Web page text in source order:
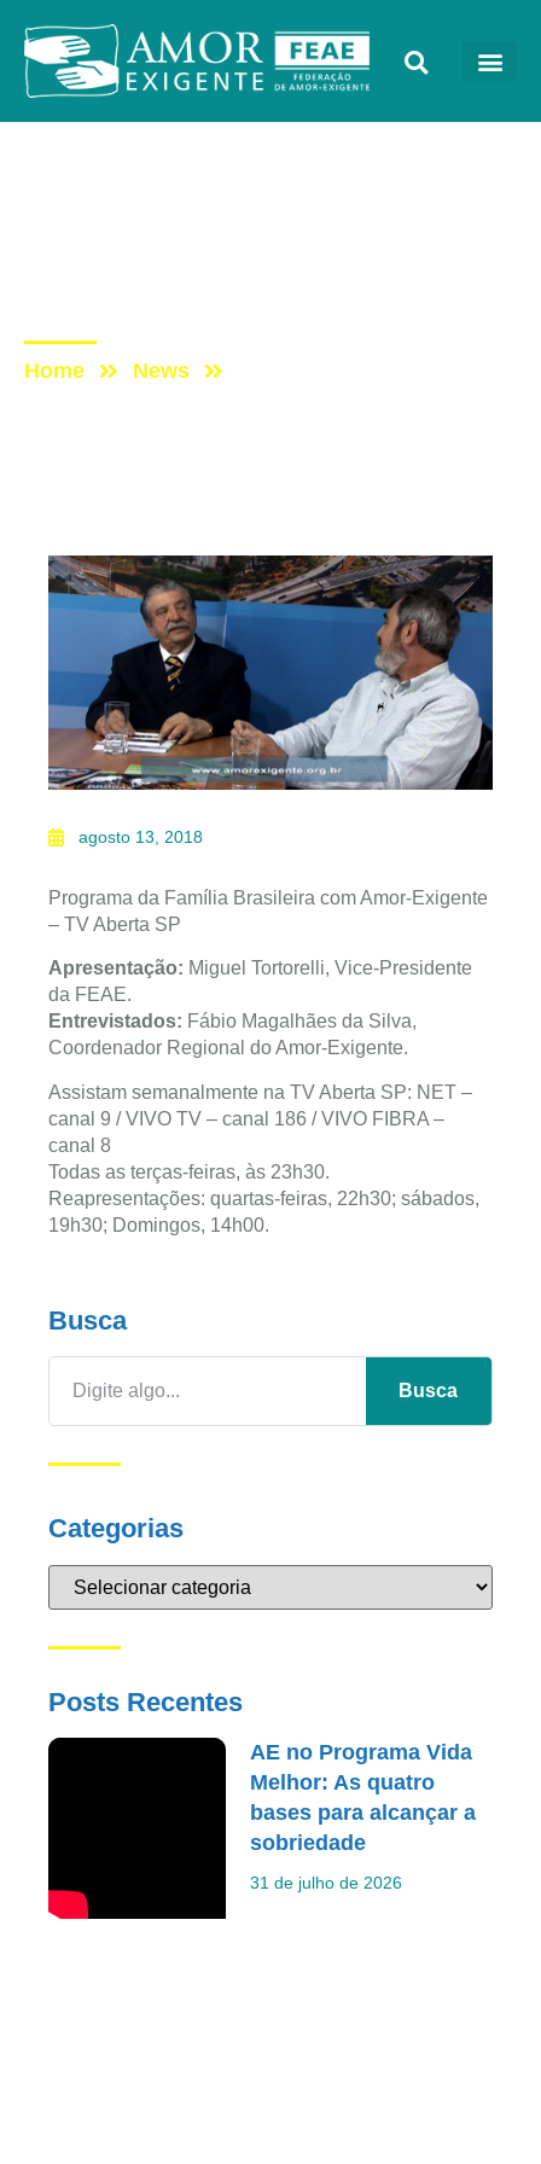
Home News
agosto 13, 2018
Programa da Família Brasileira com Amor-Exigente
– TV Aberta SP
Apresentação: Miguel Tortorelli, Vice-Presidente
da FEAE.
Entrevistados: Fábio Magalhães da Silva,
Coordenador Regional do Amor-Exigente.
Assistam semanalmente na TV Aberta SP: NET –
canal 9 / VIVO TV – canal 186 / VIVO FIBRA –
canal 8
Todas as terças-feiras, às 23h30.
Reapresentações: quartas-feiras, 22h30; sábados,
19h30; Domingos, 14h00.
Busca
Busca
Categorias
Posts Recentes
AE no Programa Vida
Melhor: As quatro
bases para alcançar a
sobriedade
31 de julho de 2026